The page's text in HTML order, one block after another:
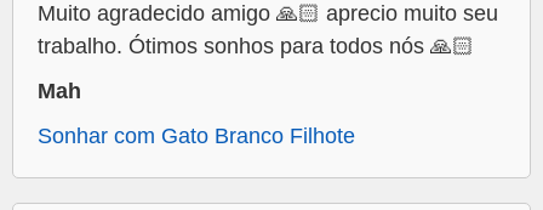
Muito agradecido amigo 🙏🏻 aprecio muito seu
trabalho. Ótimos sonhos para todos nós 🙏🏻
Mah
Sonhar com Gato Branco Filhote